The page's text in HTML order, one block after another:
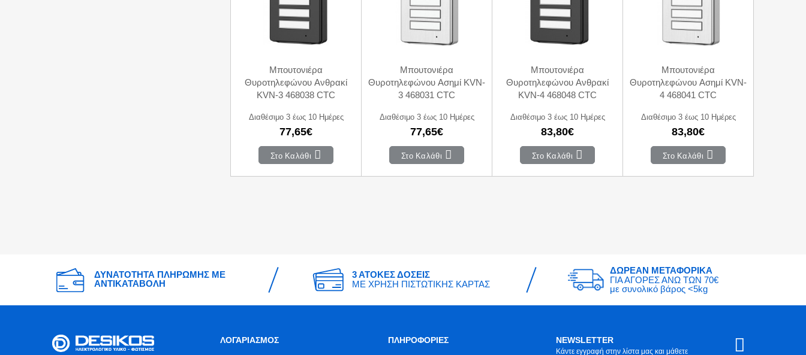
Mπουτονιέρα
Θυροτηλεφώνου Ανθρακί
KVN-3 468038 CTC
Διαθέσιμο 3 έως 10 Ημέρες
77,65€
Στο Καλάθι
Mπουτονιέρα
Θυροτηλεφώνου Ασημί KVN-
3 468031 CTC
Διαθέσιμο 3 έως 10 Ημέρες
77,65€
Στο Καλάθι
Mπουτονιέρα
Θυροτηλεφώνου Ανθρακί
KVN-4 468048 CTC
Διαθέσιμο 3 έως 10 Ημέρες
83,80€
Στο Καλάθι
Mπουτονιέρα
Θυροτηλεφώνου Ασημί KVN-
4 468041 CTC
Διαθέσιμο 3 έως 10 Ημέρες
83,80€
Στο Καλάθι
ΔΥΝΑΤΟΤΗΤΑ ΠΛΗΡΩΜΗΣ ΜΕ
ΑΝΤΙΚΑΤΑΒΟΛΗ
3 ΑΤΟΚΕΣ ΔΟΣΕΙΣ
ΜΕ ΧΡΗΣΗ ΠΙΣΤΩΤΙΚΗΣ ΚΑΡΤΑΣ
ΔΩΡΕΑΝ ΜΕΤΑΦΟΡΙΚΑ
ΓΙΑ ΑΓΟΡΕΣ ΑΝΩ ΤΩΝ 70€
με συνολικό βάρος <5kg
ΛΟΓΑΡΙΑΣΜΟΣ
ΠΛΗΡΟΦΟΡΙΕΣ
NEWSLETTER
Κάντε εγγραφή στην λίστα μας και μάθετε